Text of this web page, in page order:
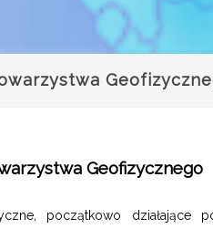
Geofizycznego
początkowo